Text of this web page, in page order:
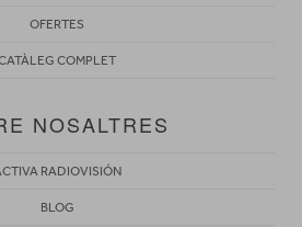
OFERTES
COMPLET
NOSALTRES
RADIOVISIÓN
BLOG